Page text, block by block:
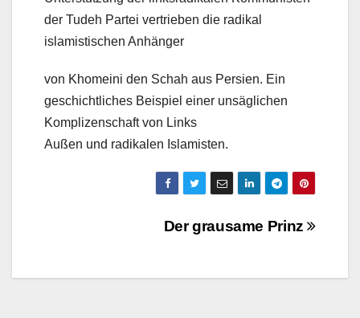
der Tudeh Partei vertrieben die radikal
islamistischen Anhänger
von Khomeini den Schah aus Persien. Ein
geschichtliches Beispiel einer unsäglichen
Komplizenschaft von Links
Außen und radikalen Islamisten.
Beitragsnavigation
Der grausame Prinz